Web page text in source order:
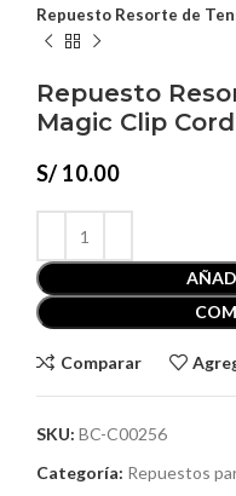
Repuesto Resorte de
Repuesto
Magic Clip
S/ 10.00
Comparar
SKU: BC-C00256
Categoría: Repuestos